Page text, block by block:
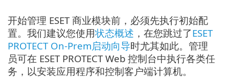
开始管理 ESET 商业模块前，必须先执行初始配
置。我们建议您使用状态概述 ，在您跳过了ESET
PROTECT On-Prem启动向导时尤其如此。管理
员可在 ESET PROTECT Web 控制台中执行各类任
务，以安装应用程序和控制客户端计算机。